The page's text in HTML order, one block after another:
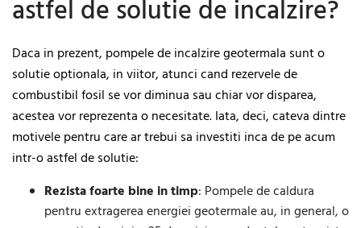
astfel de solutie de incalzire?
Daca in prezent, pompele de incalzire geotermala sunt o
solutie optionala, in viitor, atunci cand rezervele de
combustibil fosil se vor diminua sau chiar vor disparea,
acestea vor reprezenta o necesitate. Iata, deci, cateva dintre
motivele pentru care ar trebui sa investiti inca de pe acum
intr-o astfel de solutie:
Rezista foarte bine in timp: Pompele de caldura
pentru extragerea energiei geotermale au, in general, o